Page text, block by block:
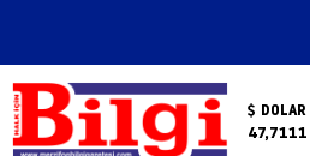
DOLAR
47,7111